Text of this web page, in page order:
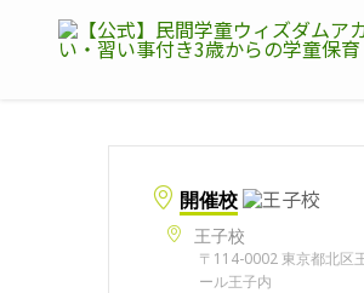
開催校
王子校
〒114-0002 東京都北区
ール王子内